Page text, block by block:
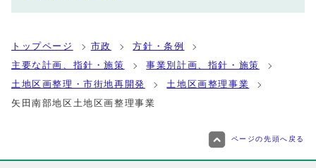
トップページ 市政
方針・条例
主要な計画、指針・施策
事業別計画、指針・施策
土地区画整理・市街地再開発
土地区画整理事業
矢田南部地区土地区画整理事業
ページの先頭へ戻る